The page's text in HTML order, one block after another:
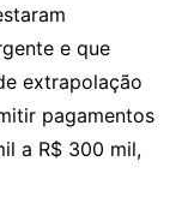
e que
extrapolação
pagamentos
a R$ 300 mil,